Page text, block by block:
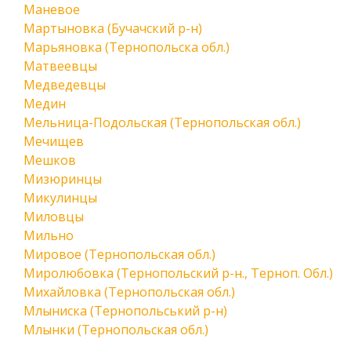
Маневое
Мартыновка (Бучачский р-н)
Марьяновка (Тернопольска обл.)
Матвеевцы
Медведевцы
Медин
Мельница-Подольская (Тернопольская обл.)
Мечищев
Мешков
Мизюринцы
Микулинцы
Миловцы
Мильно
Мировое (Тернопольская обл.)
Миролюбовка (Тернопольский р-н., Терноп. Обл.)
Михайловка (Тернопольская обл.)
Млыниска (Тернопольський р-н)
Млынки (Тернопольская обл.)